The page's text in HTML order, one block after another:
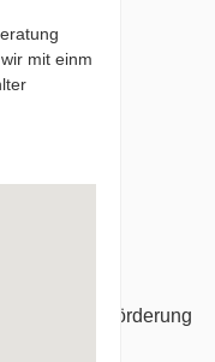
mit einm
Förderung